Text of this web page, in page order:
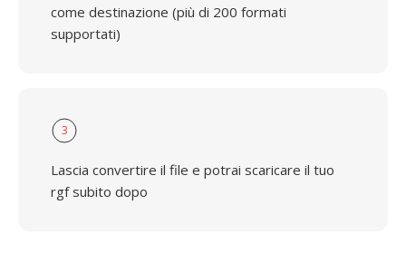
come destinazione (più di 200 formati
supportati)
3
Lascia convertire il file e potrai scaricare il tuo
rgf subito dopo